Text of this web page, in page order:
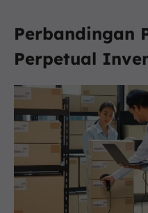
Perbandingan
Perpetual